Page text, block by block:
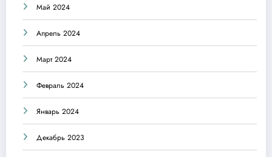
Май 2024
Апрель 2024
Март 2024
Февраль 2024
Январь 2024
Декабрь 2023